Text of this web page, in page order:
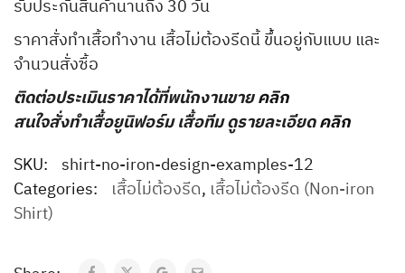
รับประกันสินค้านานถึง 30 วัน
ราคาสั่งทำเสื้อทำงาน เสื้อไม่ต้องรีดนี้ ขึ้นอยู่กับแบบ และ
จำนวนสั่งซื้อ
ติดต่อประเมินราคาได้ที่พนักงานขายคลิก
สนใจสั่งทำเสื้อยูนิฟอร์ม เสื้อทีม ดูรายละเอียดคลิก
SKU: shirt-no-iron-design-examples-12
Categories: เสื้อไม่ต้องรีด, เสื้อไม่ต้องรีด (Non-iron
Shirt)